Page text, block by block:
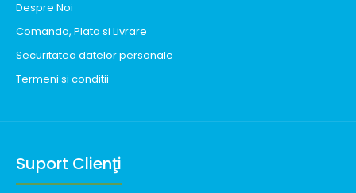
Despre Noi
Comanda, Plata si Livrare
Securitatea datelor personale
Termeni si conditii
Suport Clienţi